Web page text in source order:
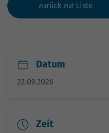
zurück zur Liste
Datum
22.09.2026
Zeit